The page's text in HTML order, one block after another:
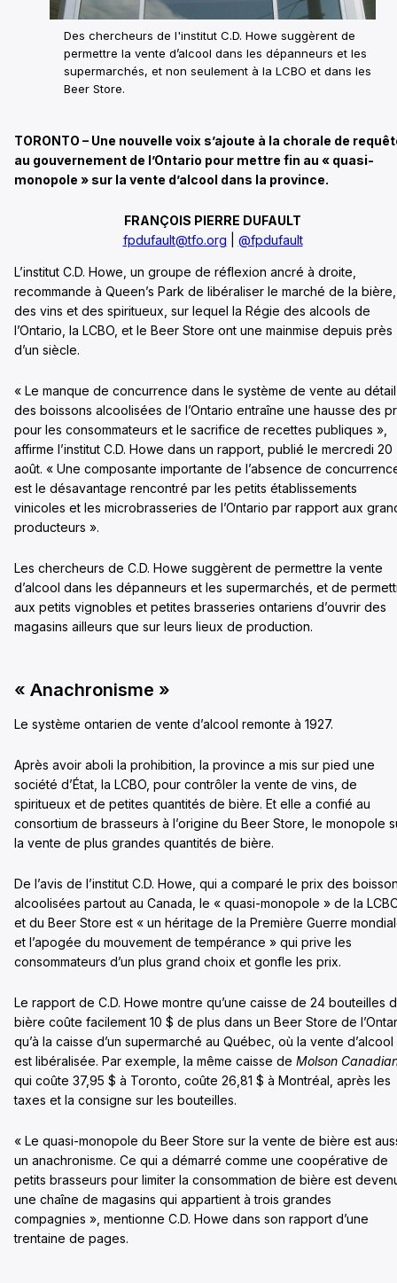
Des chercheurs de l'institut C.D. Howe suggèrent de
permettre la vente d’alcool dans les dépanneurs et les
supermarchés, et non seulement à la LCBO et dans les
Beer Store.
TORONTO – Une nouvelle voix s’ajoute à la chorale de
au gouvernement de l’Ontario pour mettre fin au « quasi-
monopole » sur la vente d’alcool dans la province.
FRANÇOIS PIERRE DUFAULT
fpdufault@tfo.org
@fpdufault
L’institut C.D. Howe, un groupe de réflexion ancré à droite,
recommande à Queen’s Park de libéraliser le marché de la bière,
des vins et des spiritueux, sur lequel la Régie des alcools de
l’Ontario, la LCBO, et le Beer Store ont une mainmise depuis près
d’un siècle.
« Le manque de concurrence dans le système de vente au détail
des boissons alcoolisées de l’Ontario entraîne une hausse des
pour les consommateurs et le sacrifice de recettes publiques »,
affirme l’institut C.D. Howe dans un rapport, publié le mercredi 20
août. « Une composante importante de l’absence de
est le désavantage rencontré par les petits établissements
vinicoles et les microbrasseries de l’Ontario par rapport aux
producteurs ».
Les chercheurs de C.D. Howe suggèrent de permettre la vente
d’alcool dans les dépanneurs et les supermarchés, et de
aux petits vignobles et petites brasseries ontariens d’ouvrir des
magasins ailleurs que sur leurs lieux de production.
« Anachronisme »
Le système ontarien de vente d’alcool remonte à 1927.
Après avoir aboli la prohibition, la province a mis sur pied une
société d’État, la LCBO, pour contrôler la vente de vins, de
spiritueux et de petites quantités de bière. Et elle a confié au
consortium de brasseurs à l’origine du Beer Store, le monopole
la vente de plus grandes quantités de bière.
De l’avis de l’institut C.D. Howe, qui a comparé le prix des
alcoolisées partout au Canada, le « quasi-monopole » de la
et du Beer Store est « un héritage de la Première Guerre
et l’apogée du mouvement de tempérance » qui prive les
consommateurs d’un plus grand choix et gonfle les prix.
Le rapport de C.D. Howe montre qu’une caisse de 24 bouteilles
bière coûte facilement 10 $ de plus dans un Beer Store de
qu’à la caisse d’un supermarché au Québec, où la vente d’alcool
est libéralisée. Par exemple, la même caisse de Molson
qui coûte 37,95 $ à Toronto, coûte 26,81 $ à Montréal, après les
taxes et la consigne sur les bouteilles.
« Le quasi-monopole du Beer Store sur la vente de bière est
un anachronisme. Ce qui a démarré comme une coopérative de
petits brasseurs pour limiter la consommation de bière est
une chaîne de magasins qui appartient à trois grandes
compagnies », mentionne C.D. Howe dans son rapport d’une
trentaine de pages.